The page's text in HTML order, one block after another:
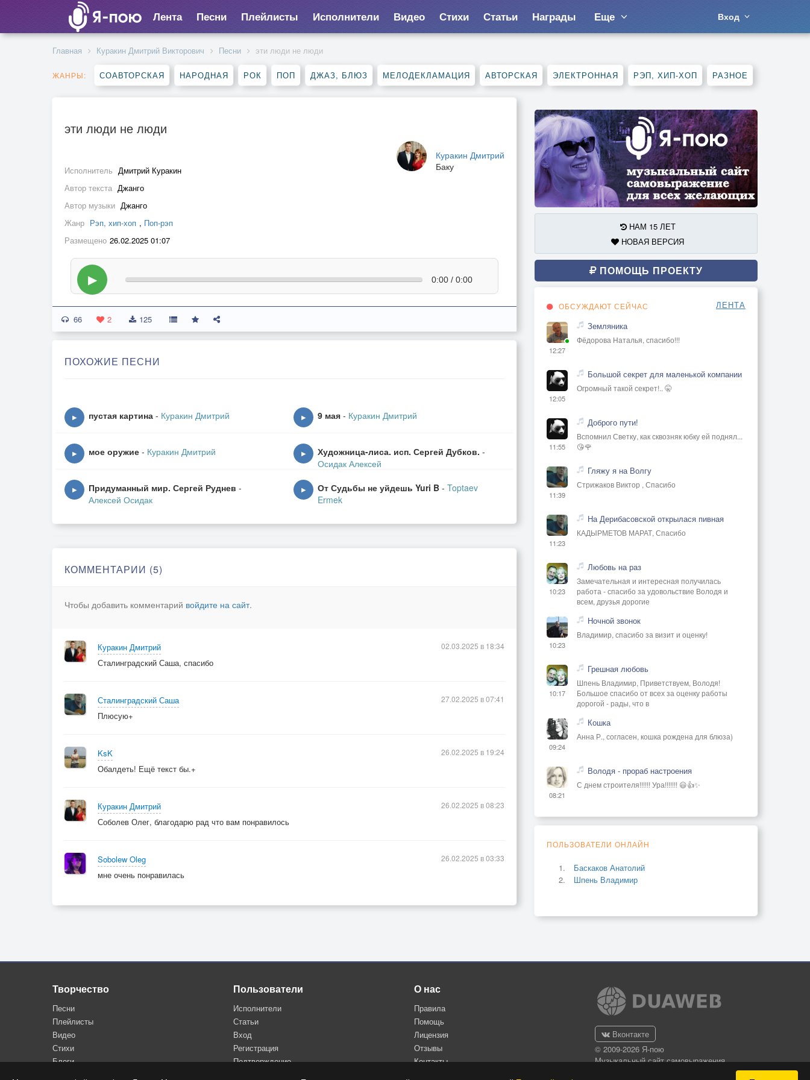
Лента Песни Плейлисты Исполнители Видео Стихи Статьи Награды Еще Вход
Главная Куракин Дмитрий Викторович Песни эти люди не люди
ЖАНРЫ: СОАВТОРСКАЯ НАРОДНАЯ РОК ПОП ДЖАЗ, БЛЮЗ МЕЛОДЕКЛАМАЦИЯ АВТОРСКАЯ ЭЛЕКТРОННАЯ РЭП, ХИП-ХОП РАЗНОЕ
эти люди не люди
Куракин Дмитрий
Баку
Исполнитель Дмитрий Куракин
Автор текста Джанго
Автор музыки Джанго
Жанр Рэп, хип-хоп , Поп-рэп
Размещено 26.02.2025 01:07
▶ 0:00 / 0:00
66 2 125
ПОХОЖИЕ ПЕСНИ
▶ пустая картина - Куракин Дмитрий ▶ 9 мая - Куракин Дмитрий
▶ мое оружие - Куракин Дмитрий ▶ Художница-лиса. исп. Сергей Дубков. -
Осидак Алексей
▶ Придуманный мир. Сергей Руднев -
Алексей Осидак
▶ От Судьбы не уйдешь Yuri B - Toptaev
Ermek
КОММЕНТАРИИ (5)
Чтобы добавить комментарий войдите на сайт.
Куракин Дмитрий
Сталинградский Саша, спасибо
02.03.2025 в 18:34
Сталинградский Саша
Плюсую+
27.02.2025 в 07:41
KsK
Обалдеть! Ещё текст бы.+
26.02.2025 в 19:24
Куракин Дмитрий
Соболев Олег, благодарю рад что вам понравилось
26.02.2025 в 08:23
Sobolew Oleg
мне очень понравилась
26.02.2025 в 03:33
НАМ 15 ЛЕТ
НОВАЯ ВЕРСИЯ
ПОМОЩЬ ПРОЕКТУ
ОБСУЖДАЮТ СЕЙЧАС ЛЕНТА
12:27
Земляника
Фёдорова Наталья, спасибо!!!
12:05
Большой секрет для маленькой компании
Огромный такой секрет!.. 🤫
11:55
Доброго пути!
Вспомнил Светку, как сквозняк юбку ей поднял...
😘🌹
11:39
Гляжу я на Волгу
Стрижаков Виктор , Спасибо
11:23
На Дерибасовской открылася пивная
КАДЫРМЕТОВ МАРАТ, Спасибо
10:23
Любовь на раз
Замечательная и интересная получилась
работа - спасибо за удовольствие Володя и
всем, друзья дорогие
10:23
Ночной звонок
Владимир, спасибо за визит и оценку!
10:17
Грешная любовь
Шпень Владимир, Приветствуем, Володя!
Большое спасибо от всех за оценку работы
дорогой - рады, что в
09:24
Кошка
Анна Р., согласен, кошка рождена для блюза)
08:21
Володя - прораб настроения
С днем строителя!!!!!! Ура!!!!!!! 😃👍✨
ПОЛЬЗОВАТЕЛИ ОНЛАЙН
Баскаков Анатолий
Шпень Владимир
Творчество
Песни
Плейлисты
Видео
Стихи
Блоги
Пользователи
Исполнители
Статьи
Вход
Регистрация
Подтверждение
О нас
Правила
Помощь
Лицензия
Отзывы
Контакты
Вконтакте
© 2009-2026 Я-пою
Музыкальный сайт самовыражения